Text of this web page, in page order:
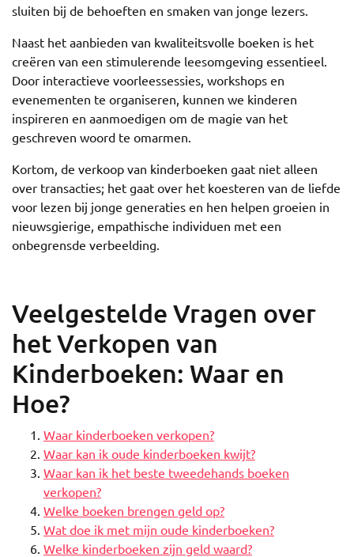
sluiten bij de behoeften en smaken van jonge lezers.
Naast het aanbieden van kwaliteitsvolle boeken is het
creëren van een stimulerende leesomgeving essentieel.
Door interactieve voorleessessies, workshops en
evenementen te organiseren, kunnen we kinderen
inspireren en aanmoedigen om de magie van het
geschreven woord te omarmen.
Kortom, de verkoop van kinderboeken gaat niet alleen
over transacties; het gaat over het koesteren van de liefde
voor lezen bij jonge generaties en hen helpen groeien in
nieuwsgierige, empathische individuen met een
onbegrensde verbeelding.
Veelgestelde Vragen over
het Verkopen van
Kinderboeken: Waar en
Hoe?
Waar kinderboeken verkopen?
Waar kan ik oude kinderboeken kwijt?
Waar kan ik het beste tweedehands boeken
verkopen?
Welke boeken brengen geld op?
Wat doe ik met mijn oude kinderboeken?
Welke kinderboeken zijn geld waard?